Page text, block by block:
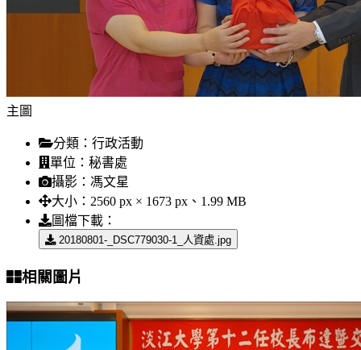
主圖
分類： 行政活動
單位： 秘書處
攝影： 馮文星
大小： 2560 px × 1673 px、1.99 MB
圖檔下載：
20180801-_DSC779030-1_人資處.jpg
相關圖片